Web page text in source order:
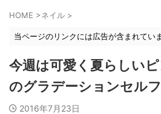
HOME >ネイル >
当ページのリンクには広告が含まれていま
今週は可愛く夏らしい
のグラデーションセル
2016年7月23日